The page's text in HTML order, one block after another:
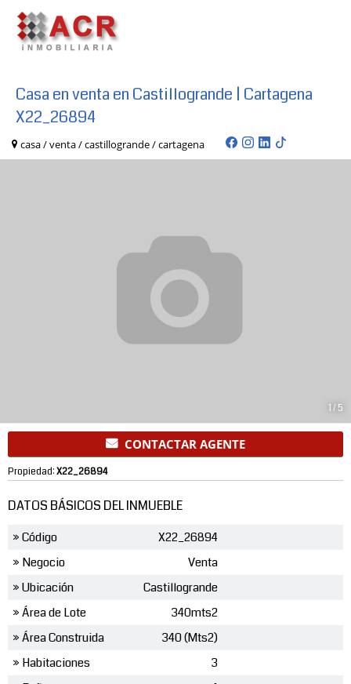
Casa en venta en Castillogrande | Cartagena
X22_26894
casa / venta / castillogrande / cartagena
1/ 5
CONTACTAR AGENTE
Propiedad:X22_26894
DATOS BÁSICOS DEL INMUEBLE
» Código
X22_26894
» Negocio
Venta
» Ubicación
Castillogrande
» Área de Lote
340mts2
» Área Construida
340 (Mts2)
» Habitaciones
3